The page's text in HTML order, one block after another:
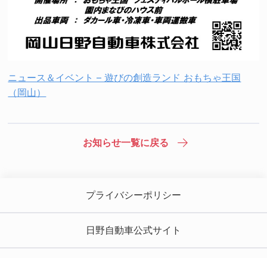
ニュース＆イベント – 遊びの創造ランド おもちゃ王国
（岡山）
お知らせ一覧に戻る
プライバシーポリシー
日野自動車公式サイト